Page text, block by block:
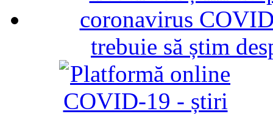
trebuie să știm